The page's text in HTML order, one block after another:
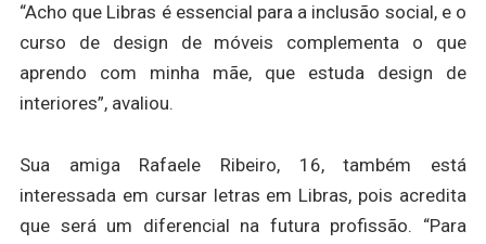
“Acho que Libras é essencial para a inclusão social, e o
curso de design de móveis complementa o que
aprendo com minha mãe, que estuda design de
interiores”, avaliou.
Sua amiga Rafaele Ribeiro, 16, também está
interessada em cursar letras em Libras, pois acredita
que será um diferencial na futura profissão. “Para